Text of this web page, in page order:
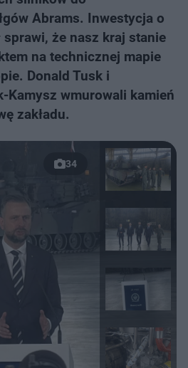
Abrams. Inwestycja o
że nasz kraj stanie
na technicznej mapie
Donald Tusk i
Kamysz wmurowali kamień
zakładu.
34